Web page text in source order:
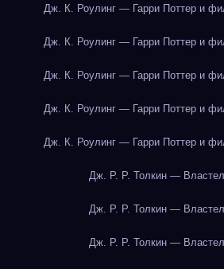
Дж. К. Роулинг — Гарри Поттер и
Дж. К. Роулинг — Гарри Поттер и
Дж. К. Роулинг — Гарри Поттер и
Дж. К. Роулинг — Гарри Поттер и
Дж. К. Роулинг — Гарри Поттер и
Дж. Р. Р. Толкин —
Дж. Р. Р. Толкин —
Дж. Р. Р. Толкин —